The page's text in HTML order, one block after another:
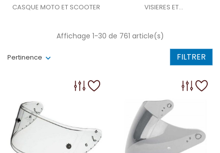
CASQUE MOTO ET SCOOTER VISIERES ET...
Pertinence FILTRER
Affichage 1-30 de 761 article(s)